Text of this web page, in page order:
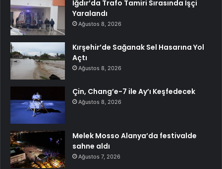
Iğdır’da Trafo Tamiri Sırasında İşçi
Yaralandı
Ağustos 8, 2026
Kırşehir’de Sağanak Sel Hasarına Yol
Açtı
Ağustos 8, 2026
Çin, Chang’e-7 ile Ay’ı Keşfedecek
Ağustos 8, 2026
Melek Mosso Alanya’da festivalde
sahne aldı
Ağustos 7, 2026